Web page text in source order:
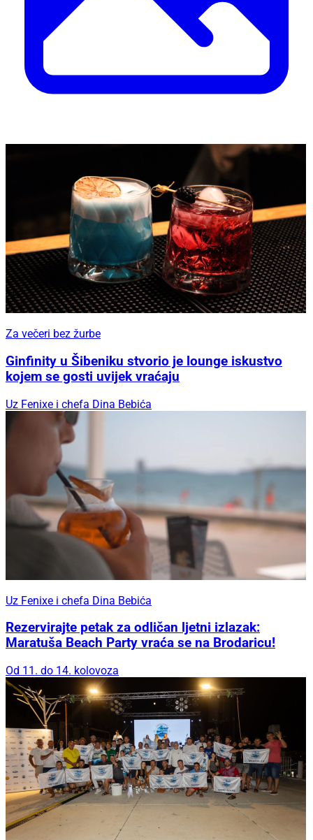
Za večeri bez žurbe
Ginfinity u Šibeniku stvorio je lounge iskustvo
kojem se gosti uvijek vraćaju
Uz Fenixe i chefa Dina Bebića
Uz Fenixe i chefa Dina Bebića
Rezervirajte petak za odličan ljetni izlazak:
Maratuša Beach Party vraća se na Brodaricu!
Od 11. do 14. kolovoza